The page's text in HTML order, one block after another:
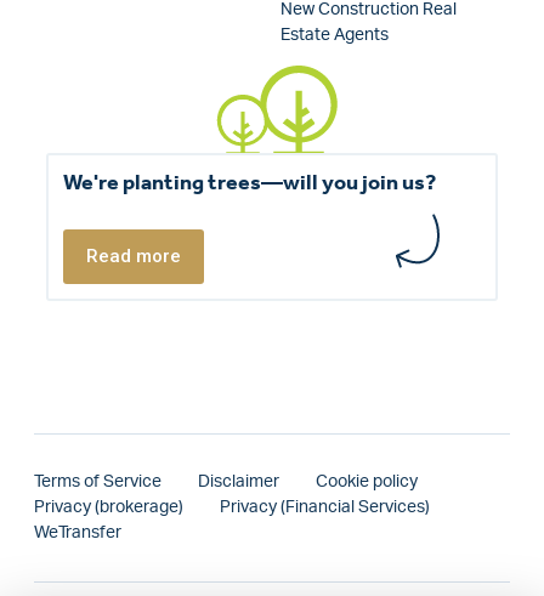
New Construction Real
Estate Agents
We're planting trees—will you join us?
Read more
Terms of Service Disclaimer
Cookie policy
Privacy (brokerage)
Privacy (Financial Services)
WeTransfer